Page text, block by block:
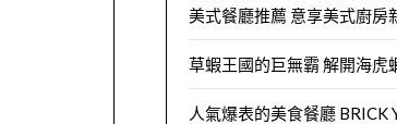
美式餐廳推薦 意享美式廚房
草蝦王國的巨無霸 解開海虎
人氣爆表的美食餐廳 BRICK